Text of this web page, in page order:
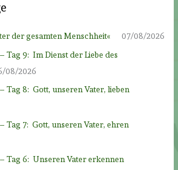
der gesamten Menschheit«
07/08/2026
Tag 9: Im Dienst der Liebe des
08/2026
Tag 8: Gott, unseren Vater, lieben
Tag 7: Gott, unseren Vater, ehren
Tag 6: Unseren Vater erkennen